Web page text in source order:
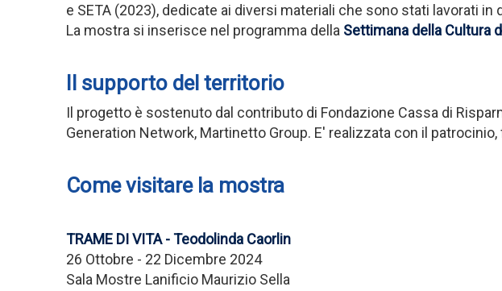
e SETA (2023), dedicate ai diversi materiali che sono stati lavorati
La mostra si inserisce nel programma della Settimana della Cultura
Il supporto del territorio
Il progetto è sostenuto dal contributo di Fondazione Cassa di
Generation Network, Martinetto Group. E' realizzata con il
Come visitare la mostra
TRAME DI VITA - Teodolinda Caorlin
26 Ottobre - 22 Dicembre 2024
Sala Mostre Lanificio Maurizio Sella